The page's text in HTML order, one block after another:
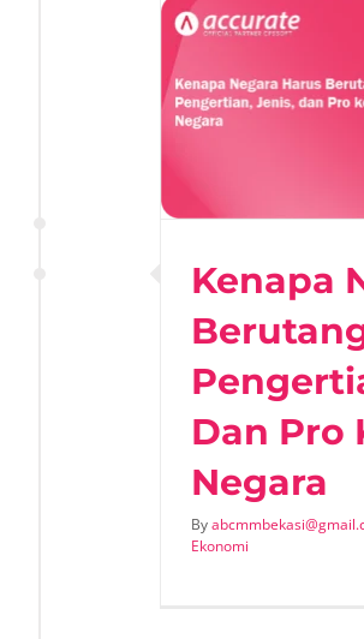
dan Pro
Kenapa
Dan Pro
Negara
By
Ekonomi